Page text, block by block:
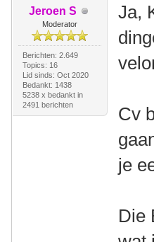
Jeroen S
Moderator
Berichten: 2.649
Topics: 16
Lid sinds: Oct 2020
Bedankt: 1438
5238 x bedankt in
2491 berichten
Ja,
Cv
je
Die